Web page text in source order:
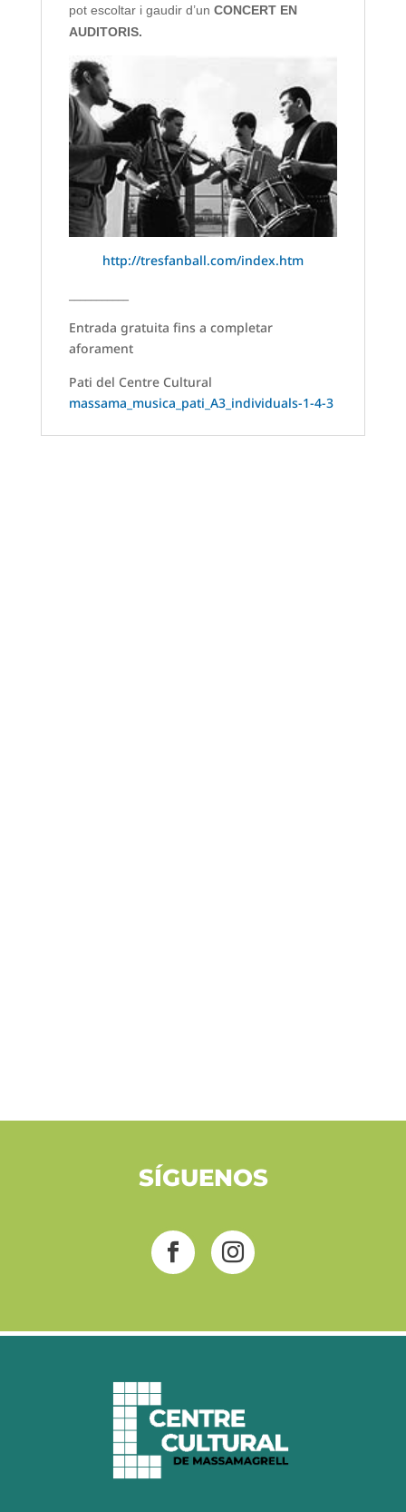
pot escoltar i gaudir d’un CONCERT EN
AUDITORIS.
http://tresfanball.com/index.htm
Entrada gratuita fins a completar
aforament
Pati del Centre Cultural
massama_musica_pati_A3_individuals-1-4-3
SÍGUENOS